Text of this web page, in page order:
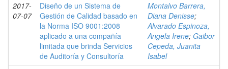
2017-
07-07
Diseño de un Sistema de
Gestión de Calidad basado en
la Norma ISO 9001:2008
aplicado a una compañía
limitada que brinda Servicios
de Auditoría y Consultoría
Montalvo Barrera,
Diana Denisse;
Alvarado Espinoza,
Angela Irene; Gaibor
Cepeda, Juanita
Isabel